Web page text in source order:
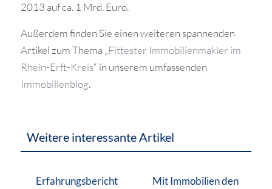
2013 auf ca. 1 Mrd. Euro.
Außerdem finden Sie einen weiteren spannenden
Artikel zum Thema „Fittester Immobilienmakler im
Rhein-Erft-Kreis“ in unserem umfassenden
Immobilienblog.
Weitere interessante Artikel
Erfahrungsbericht
Mit Immobilien den